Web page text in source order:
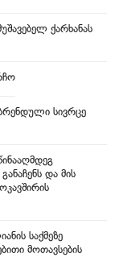
ქარხანას
სივრცე
და მის
საქმეზე
მოთავსების